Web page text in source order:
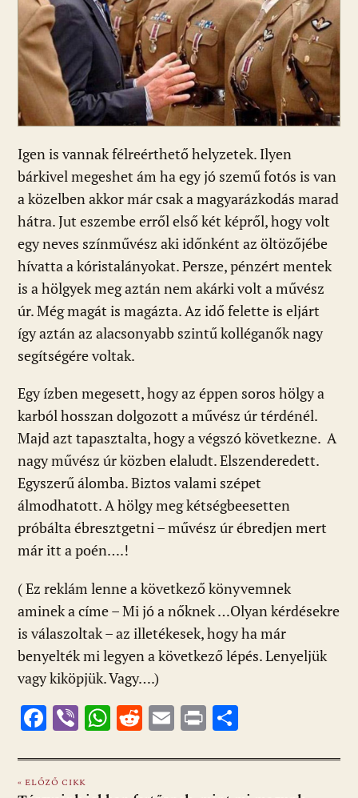
Igen is vannak félreérthető helyzetek. Ilyen
bárkivel megeshet ám ha egy jó szemű fotós is van
a közelben akkor már csak a magyarázkodás marad
hátra. Jut eszembe erről első két képről, hogy volt
egy neves színművész aki időnként az öltözőjébe
hívatta a kóristalányokat. Persze, pénzért mentek
is a hölgyek meg aztán nem akárki volt a művész
úr. Még magát is magázta. Az idő felette is eljárt
így aztán az alacsonyabb szintű kolléganők nagy
segítségére voltak.
Egy ízben megesett, hogy az éppen soros hölgy a
karból hosszan dolgozott a művész úr térdénél.
Majd azt tapasztalta, hogy a végszó következne. A
nagy művész úr közben elaludt. Elszenderedett.
Egyszerű álomba. Biztos valami szépet
álmodhatott. A hölgy meg kétségbeesetten
próbálta ébresztgetni – művész úr ébredjen mert
már itt a poén….!
( Ez reklám lenne a következő könyvemnek
aminek a címe – Mi jó a nőknek …Olyan kérdésekre
is válaszoltak – az illetékesek, hogy ha már
benyelték mi legyen a következő lépés. Lenyeljük
vagy kiköpjük. Vagy….)
F
e
Vi
er
W
at
R
d
E
ai
Pr
t za
« ELŐZŐ CIKK